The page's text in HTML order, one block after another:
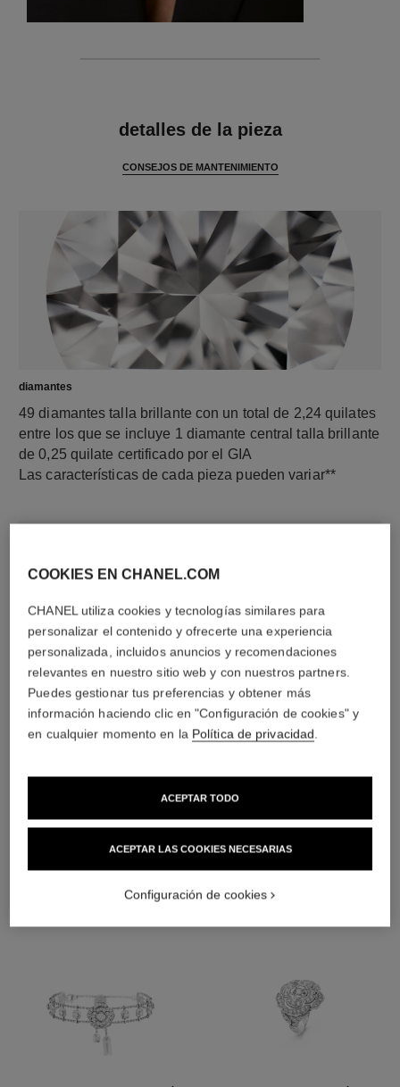
detalles de la pieza
CONSEJOS DE MANTENIMIENTO
diamantes
49 diamantes talla brillante con un total de 2,24 quilates
entre los que se incluye 1 diamante central talla brillante
de 0,25 quilate certificado por el GIA
Las características de cada pieza pueden variar**
material
Oro blanco de 18 quilates
DESCUBRA TAMBIÉN
COOKIES EN CHANEL.COM
CHANEL utiliza cookies y tecnologías similares para
personalizar el contenido y ofrecerte una experiencia
personalizada, incluidos anuncios y recomendaciones
relevantes en nuestro sitio web y con nuestros partners.
Puedes gestionar tus preferencias y obtener más
información haciendo clic en "Configuración de cookies" y
en cualquier momento en la Política de privacidad
ACEPTAR LAS COOKIES NECESARIAS
ACEPTAR TODO
Configuración de cookies